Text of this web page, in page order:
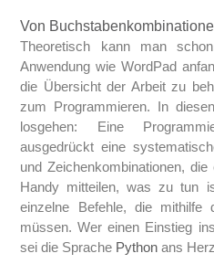
Von
Theoretisch kann man
Anwendung wie WordPad
die Übersicht der Arbeit zu
zum Programmieren. In
losgehen: Eine
ausgedrückt eine
und Zeichenkombinationen,
Handy mitteilen, was zu tun
einzelne Befehle, die mithilfe
müssen. Wer einen Einstieg
sei die Sprache Python ans